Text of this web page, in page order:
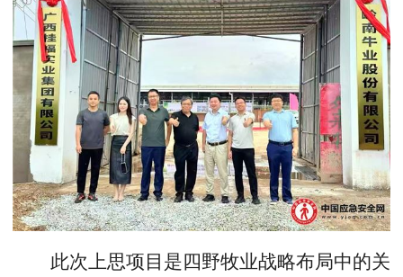
此次上思项目是四野牧业战略布局中的关